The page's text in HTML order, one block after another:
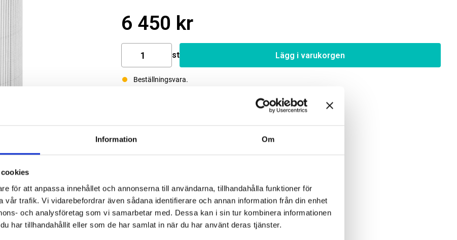
Information Om
för att anpassa innehållet och annonserna till användarna, tillhandahålla funktioner för
vår trafik. Vi vidarebefordrar även sådana identifierare och annan information från din enhet
och analysföretag som vi samarbetar med. Dessa kan i sin tur kombinera informationen
har tillhandahållit eller som de har samlat in när du har använt deras tjänster.
6 450 kr
st Lägg i varukorgen
Beställningsvara.